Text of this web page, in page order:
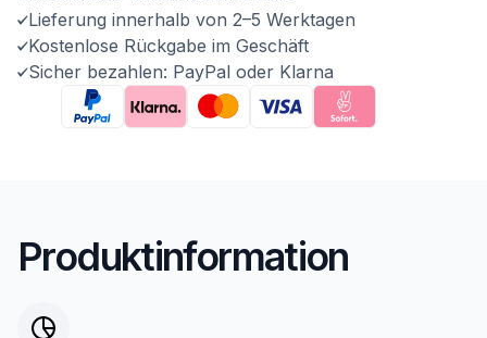
Lieferung innerhalb von 2–5 Werktagen
Kostenlose Rückgabe im Geschäft
Sicher bezahlen: PayPal oder Klarna
Produktinformation